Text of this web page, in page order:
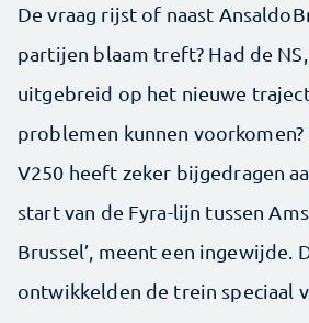
De vraag rijst of naast
partijen blaam treft? Had de
uitgebreid op het nieuwe
problemen kunnen voorkomen?
V250 heeft zeker bijgedragen
start van de Fyra-lijn tussen
Brussel’, meent een ingewijde.
ontwikkelden de trein speciaal